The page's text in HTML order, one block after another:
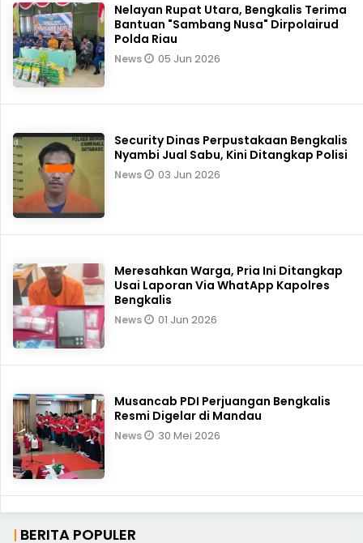
Nelayan Rupat Utara, Bengkalis Terima
Bantuan "Sambang Nusa" Dirpolairud
Polda Riau
News 05 Jun 2026
Security Dinas Perpustakaan Bengkalis
Nyambi Jual Sabu, Kini Ditangkap Polisi
News 03 Jun 2026
Meresahkan Warga, Pria Ini Ditangkap
Usai Laporan Via WhatApp Kapolres
Bengkalis
News 01 Jun 2026
Musancab PDI Perjuangan Bengkalis
Resmi Digelar di Mandau
News 30 Mei 2026
BERITA POPULER